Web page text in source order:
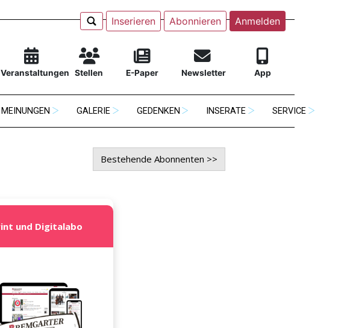
Inserieren Abonnieren Anmelden
Veranstaltungen Stellen E-Paper Newsletter App
MEINUNGEN GALERIE GEDENKEN INSERATE SERVICE